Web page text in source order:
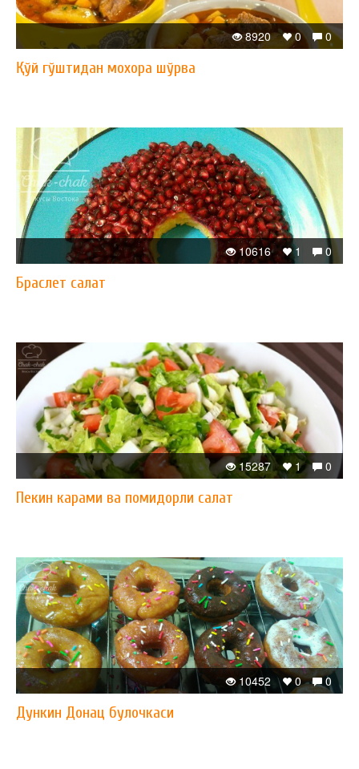
0
0
8920
Қўй гўштидан мохора шўрва
0
1
10616
Браслет салат
0
1
15287
Пекин карами ва помидорли салат
0
0
10452
Дункин Донац булочкаси